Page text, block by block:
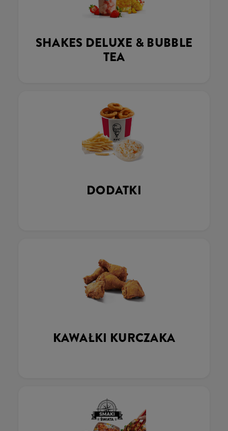
SHAKES DELUXE & BUBBLE
TEA
DODATKI
KAWAŁKI KURCZAKA